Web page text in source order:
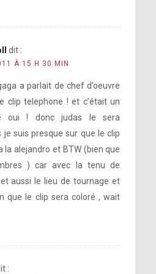
dit :
À 15 H 30 MIN
a parlait de chef d’oeuvre
clip telephone ! et c’était un
oui ! donc judas le sera
suis presque sur que le clip
la alejandro et BTW (bien que
) car avec la tenu de
aussi le lieu de tournage et
que le clip sera coloré , wait
: